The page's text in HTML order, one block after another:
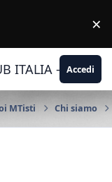
×
ITALIA -Accedi
MTisti Chi siamo